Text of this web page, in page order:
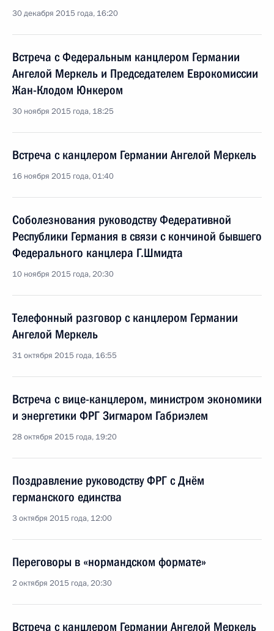
30 декабря 2015 года, 16:20
Встреча с Федеральным канцлером Германии
Ангелой Меркель и Председателем Еврокомиссии
Жан-Клодом Юнкером
30 ноября 2015 года, 18:25
Встреча с канцлером Германии Ангелой Меркель
16 ноября 2015 года, 01:40
Соболезнования руководству Федеративной
Республики Германия в связи с кончиной бывшего
Федерального канцлера Г.Шмидта
10 ноября 2015 года, 20:30
Телефонный разговор с канцлером Германии
Ангелой Меркель
31 октября 2015 года, 16:55
Встреча с вице-канцлером, министром экономики
и энергетики ФРГ Зигмаром Габриэлем
28 октября 2015 года, 19:20
Поздравление руководству ФРГ с Днём
германского единства
3 октября 2015 года, 12:00
Переговоры в «нормандском формате»
2 октября 2015 года, 20:30
Встреча с канцлером Германии Ангелой Меркель